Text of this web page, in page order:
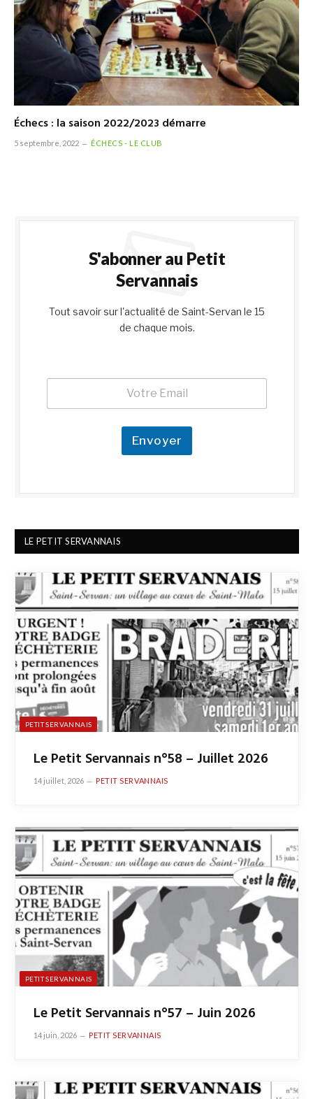
Échecs : la saison 2022/2023 démarre
5 septembre, 2022 ÉCHECS - LE CLUB
S'abonner au Petit
Servannais
Tout savoir sur l'actualité de Saint-Servan le 15
de chaque mois.
m
a
l
*
E
E
a
Envoyer
LE PETIT SERVANNAIS
PETIT SERVANNAIS
Le Petit Servannais n°58 – Juillet 2026
14 juillet, 2026 PETIT SERVANNAIS
PETIT SERVANNAIS
Le Petit Servannais n°57 – Juin 2026
14 juin, 2026 PETIT SERVANNAIS